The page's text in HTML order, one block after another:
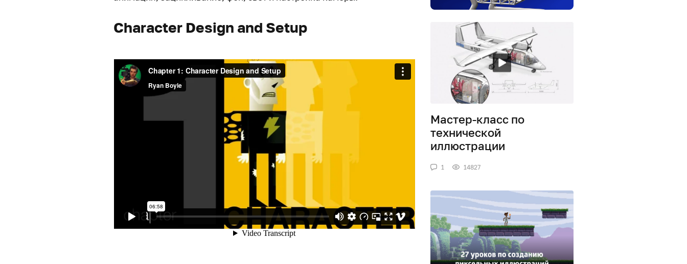
Character Design and Setup
Мастер-класс по
технической
иллюстрации
1 14827